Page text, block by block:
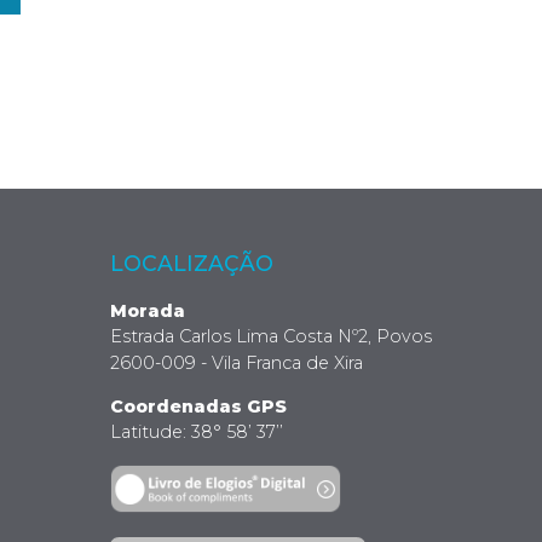
LOCALIZAÇÃO
Morada
Estrada Carlos Lima Costa Nº2, Povos
2600-009 - Vila Franca de Xira
Coordenadas GPS
Latitude: 38° 58’ 37’’